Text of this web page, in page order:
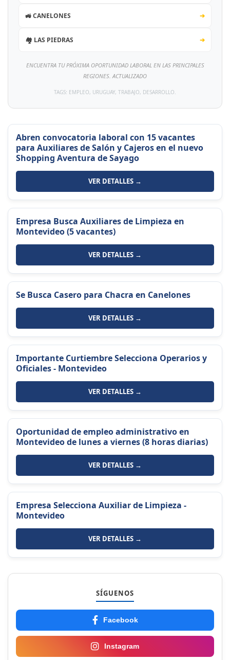
🚜 CANELONES ➔
🏘️ LAS PIEDRAS ➔
ENCUENTRA TU PRÓXIMA OPORTUNIDAD LABORAL EN LAS PRINCIPALES
REGIONES. ACTUALIZADO
TAGS: EMPLEO, URUGUAY, TRABAJO, DESARROLLO.
Abren convocatoria laboral con 15 vacantes
para Auxiliares de Salón y Cajeros en el nuevo
Shopping Aventura de Sayago
VER DETALLES →
Empresa Busca Auxiliares de Limpieza en
Montevideo (5 vacantes)
VER DETALLES →
Se Busca Casero para Chacra en Canelones
VER DETALLES →
Importante Curtiembre Selecciona Operarios y
Oficiales - Montevideo
VER DETALLES →
Oportunidad de empleo administrativo en
Montevideo de lunes a viernes (8 horas diarias)
VER DETALLES →
Empresa Selecciona Auxiliar de Limpieza -
Montevideo
VER DETALLES →
SÍGUENOS
Facebook
Instagram